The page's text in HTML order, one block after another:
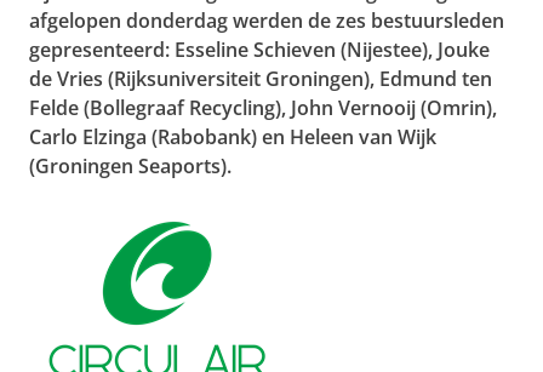
afgelopen donderdag werden de zes bestuursleden
gepresenteerd: Esseline Schieven (Nijestee), Jouke
de Vries (Rijksuniversiteit Groningen), Edmund ten
Felde (Bollegraaf Recycling), John Vernooij (Omrin),
Carlo Elzinga (Rabobank) en Heleen van Wijk
(Groningen Seaports).